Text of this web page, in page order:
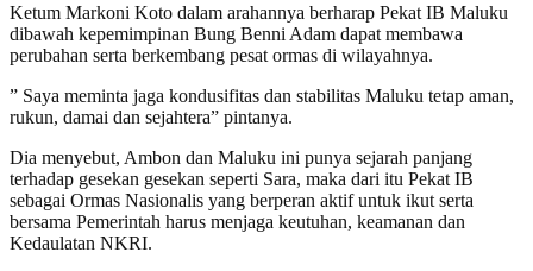
Ketum Markoni Koto dalam arahannya berharap Pekat IB Maluku
dibawah kepemimpinan Bung Benni Adam dapat membawa
perubahan serta berkembang pesat ormas di wilayahnya.
” Saya meminta jaga kondusifitas dan stabilitas Maluku tetap aman,
rukun, damai dan sejahtera” pintanya.
Dia menyebut, Ambon dan Maluku ini punya sejarah panjang
terhadap gesekan gesekan seperti Sara, maka dari itu Pekat IB
sebagai Ormas Nasionalis yang berperan aktif untuk ikut serta
bersama Pemerintah harus menjaga keutuhan, keamanan dan
Kedaulatan NKRI.